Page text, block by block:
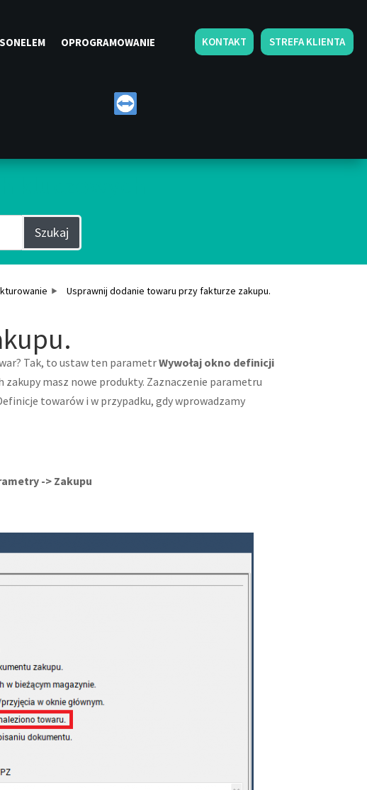
OPROGRAMOWANIE KONTAKT STREFA KLIENTA
Szukaj
Usprawnij dodanie towaru przy fakturze zakupu.
Tak, to ustaw ten parametrWywołaj okno definicji
masz nowe produkty. Zaznaczenie parametru
towarów i w przypadku, gdy wprowadzamy
-> Zakupu